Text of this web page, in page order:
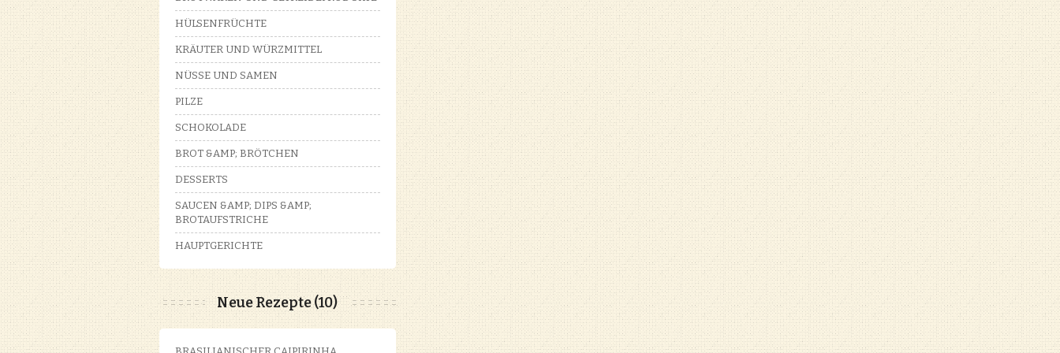
HÜLSENFRÜCHTE
KRÄUTER UND WÜRZMITTEL
NÜSSE UND SAMEN
PILZE
SCHOKOLADE
BROT &AMP; BRÖTCHEN
DESSERTS
SAUCEN &AMP; DIPS &AMP;
BROTAUFSTRICHE
HAUPTGERICHTE
Neue Rezepte (10)